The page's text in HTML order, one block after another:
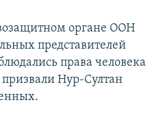
органе ООН
представителей
права человека
Нур-Султан